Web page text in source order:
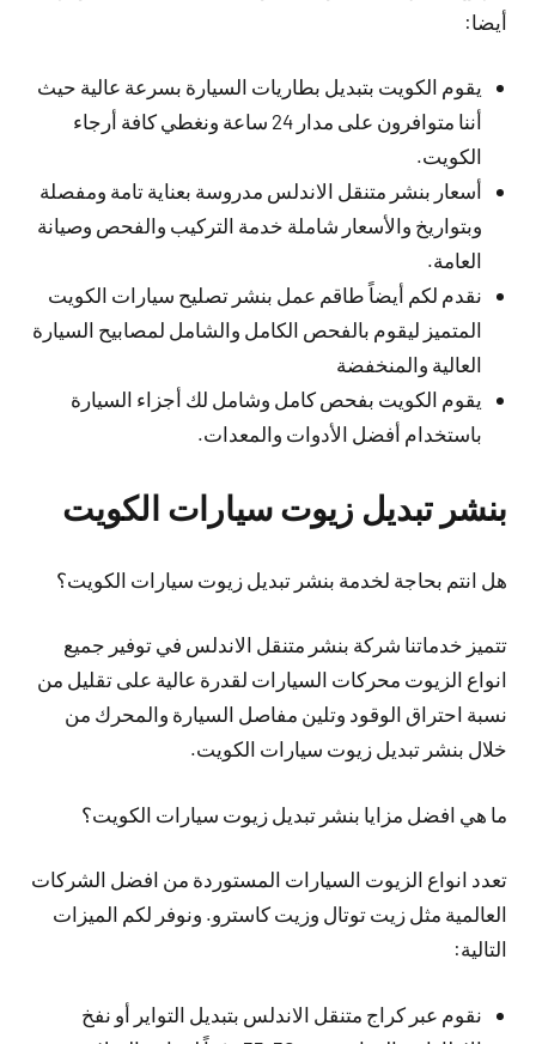
أيضا:
يقوم الكويت بتبديل بطاريات السيارة بسرعة عالية حيث
أننا متوافرون على مدار 24 ساعة ونغطي كافة أرجاء
الكويت.
أسعار بنشر متنقل الاندلس مدروسة بعناية تامة ومفصلة
وبتواريخ والأسعار شاملة خدمة التركيب والفحص وصيانة
العامة.
نقدم لكم أيضاً طاقم عمل بنشر تصليح سيارات الكويت
المتميز ليقوم بالفحص الكامل والشامل لمصابيح السيارة
العالية والمنخفضة
يقوم الكويت بفحص كامل وشامل لك أجزاء السيارة
باستخدام أفضل الأدوات والمعدات.
بنشر تبديل زيوت سيارات الكويت
هل انتم بحاجة لخدمة بنشر تبديل زيوت سيارات الكويت؟
تتميز خدماتنا شركة بنشر متنقل الاندلس في توفير جميع
انواع الزيوت محركات السيارات لقدرة عالية على تقليل من
نسبة احتراق الوقود وتلين مفاصل السيارة والمحرك من
خلال بنشر تبديل زيوت سيارات الكويت.
ما هي افضل مزايا بنشر تبديل زيوت سيارات الكويت؟
تعدد انواع الزيوت السيارات المستوردة من افضل الشركات
العالمية مثل زيت توتال وزيت كاسترو. ونوفر لكم الميزات
التالية:
نقوم عبر كراج متنقل الاندلس بتبديل التواير أو نفخ